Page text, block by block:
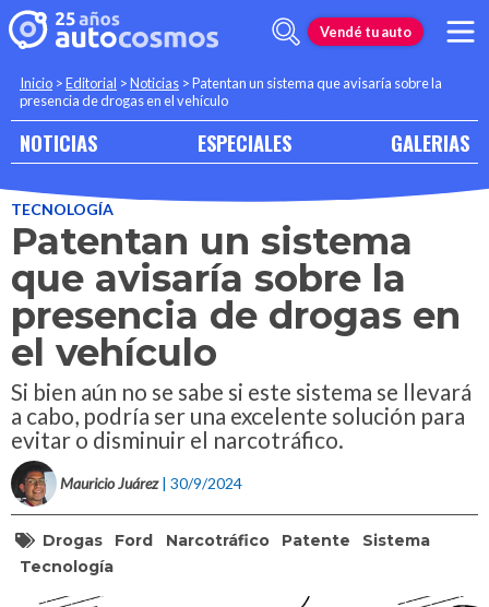
Vendé tu auto
Inicio >Editorial >Noticias >Patentan un sistema que avisaría sobre la
presencia de drogas en el vehículo
NOTICIAS ESPECIALES GALERIAS
TECNOLOGÍA
Patentan un sistema
que avisaría sobre la
presencia de drogas en
el vehículo
Si bien aún no se sabe si este sistema se llevará
a cabo, podría ser una excelente solución para
evitar o disminuir el narcotráfico.
Mauricio Juárez | 30/9/2024
Drogas Ford Narcotráfico Patente
Sistema
Tecnología